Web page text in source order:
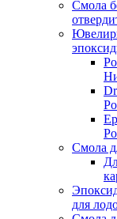
Смола
Смола
для